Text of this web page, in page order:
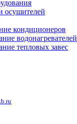
осушителей
кондиционеров
водонагревателей
тепловых завес